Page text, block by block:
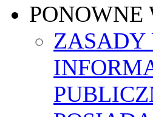
ZASADY